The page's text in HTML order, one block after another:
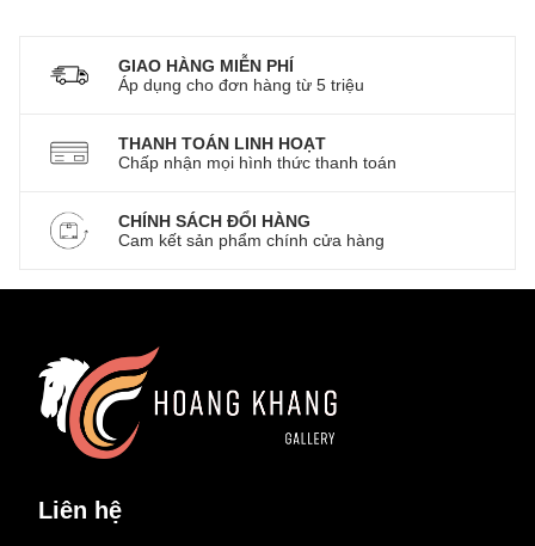
GIAO HÀNG MIỄN PHÍ
Áp dụng cho đơn hàng từ 5 triệu
THANH TOÁN LINH HOẠT
Chấp nhận mọi hình thức thanh toán
CHÍNH SÁCH ĐỔI HÀNG
Cam kết sản phẩm chính cửa hàng
Liên hệ